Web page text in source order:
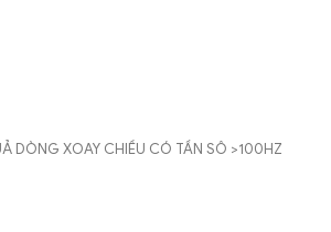
DÒNG XOAY CHIỀU CÓ TẦN SÔ >100HZ